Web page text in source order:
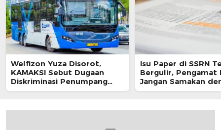
Welfizon Yuza Disorot,
KAMAKSI Sebut Dugaan
Diskriminasi Penumpang
TransJakarta Berpotensi
Isu Paper di SSRN
Bergulir, Pengamat
Jangan Samakan
Sikap Resmi